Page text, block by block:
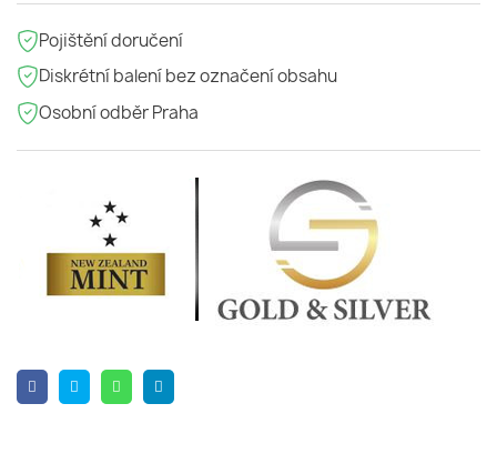
Pojištění doručení
Diskrétní balení bez označení obsahu
Osobní odběr Praha